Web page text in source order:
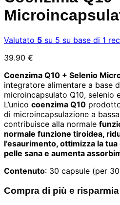
Valutato 5 su 5 su base di 1
39.90 €
Coenzima Q10 + Selenio
integratore alimentare a base
microincapsulato Q10, selenio
L’unico coenzima Q10
di microincapsulazione a
contribuisce alla normale
normale funzione tiroidea,
l’esaurimento, ottimizza la
pelle sana e aumenta
Contenuto: 30 capsule (per
Compra di più e